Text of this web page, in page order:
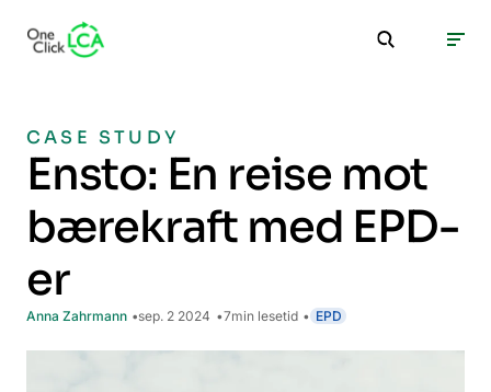
CASE STUDY
Ensto: En reise mot
bærekraft med EPD-
er
Anna Zahrmann sep. 2 2024 7min lesetid EPD